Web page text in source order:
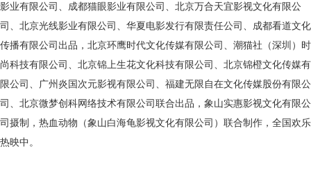
影业有限公司、成都猫眼影业有限公司、北京万合天宜影视文化有限公
司、北京光线影业有限公司、华夏电影发行有限责任公司、成都看道文化
传播有限公司出品，北京环鹰时代文化传媒有限公司、潮猫社（深圳）时
尚科技有限公司、北京锦上生花文化科技有限公司、北京锦橙文化传媒有
限公司、广州炎国次元影视有限公司、福建无限自在文化传媒股份有限公
司、北京微梦创科网络技术有限公司联合出品，象山实惠影视文化有限公
司摄制，热血动物（象山白海龟影视文化有限公司）联合制作，全国欢乐
热映中。